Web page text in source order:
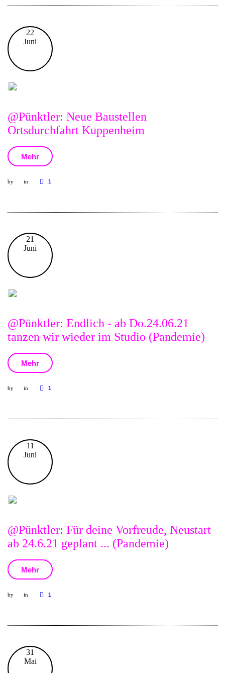
22
Juni
@Pünktler: Neue Baustellen
Ortsdurchfahrt Kuppenheim
Mehr
by in 1
21
Juni
@Pünktler: Endlich - ab Do.24.06.21
tanzen wir wieder im Studio (Pandemie)
Mehr
by in 1
11
Juni
@Pünktler: Für deine Vorfreude, Neustart
ab 24.6.21 geplant ... (Pandemie)
Mehr
by in 1
31
Mai